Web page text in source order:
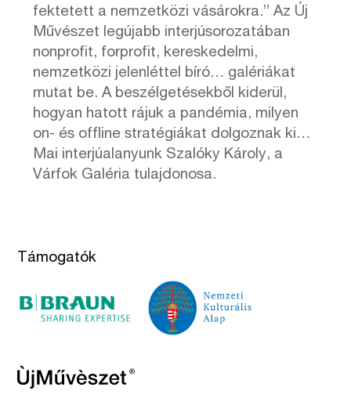
fektetett a nemzetközi vásárokra.” Az Új
Művészet legújabb interjúsorozatában
nonprofit, forprofit, kereskedelmi,
nemzetközi jelenléttel bíró… galériákat
mutat be. A beszélgetésekből kiderül,
hogyan hatott rájuk a pandémia, milyen
on- és offline stratégiákat dolgoznak ki…
Mai interjúalanyunk Szalóky Károly, a
Várfok Galéria tulajdonosa.
Támogatók